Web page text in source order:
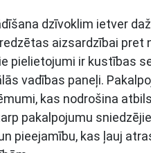
dzīvoklim ietver
aizsardzībai pret
pielietojumi ir kustības
vadības paneļi.
kas nodrošina
pakalpojumu
pieejamību, kas ļauj